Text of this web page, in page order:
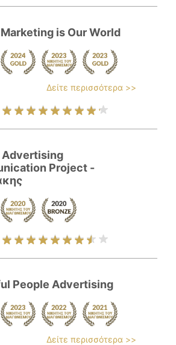
is Our World
Δείτε περισσότερα >>
Advertising
Project -
People Advertising
Δείτε περισσότερα >>